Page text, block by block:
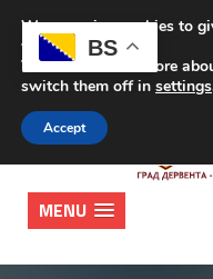
MENU
BS
We are using cookies to
website.
You can find out more
switch them off in settings
Accept